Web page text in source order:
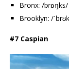
Bronx: /brɒŋks/
Brooklyn: /
#7 Caspian